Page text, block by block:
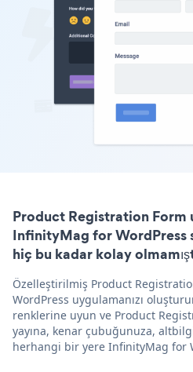
Product Registration Form
InfinityMag for WordPress
hiç bu kadar kolay
Özelleştirilmiş Product
WordPress uygulamanızı
renklerine uyun ve Product
yayına, kenar çubuğunuza,
herhangi bir yere InfinityMag for